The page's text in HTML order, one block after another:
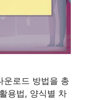
로드 방법을 총
용법, 양식별 차